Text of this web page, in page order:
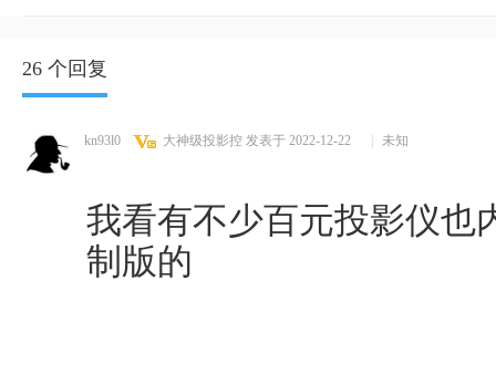
26 个回复
kn93l0 大神级投影控 发表于 2022-12-22 未知
我看有不少百元投影仪也
制版的